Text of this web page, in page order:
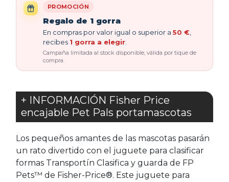
PROMOCIÓN
Regalo de 1 gorra
En compras por valor igual o superior a 50 €
recibes 1 gorra a elegir
Campaña limitada al stock disponible, válida por tique de
compra.
+ INFORMACIÓN Fisher Price
encajable Pet Pals portamascotas
Los pequeños amantes de las mascotas pasarán
un rato divertido con el juguete para clasificar
formas Transportín Clasifica y guarda de FP
Pets™ de Fisher-Price®. Este juguete para